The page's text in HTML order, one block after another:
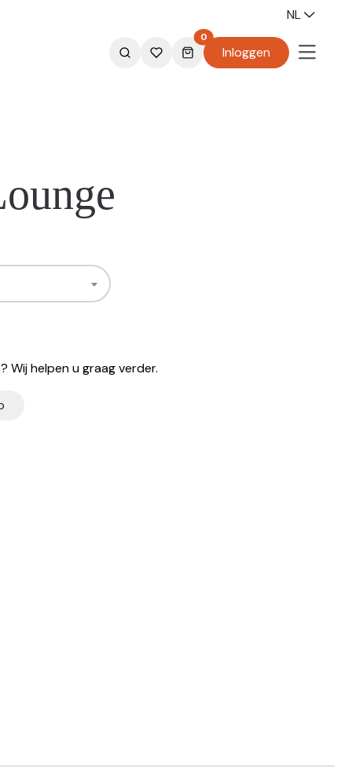
NL
0
Inloggen
helpen u graag verder.